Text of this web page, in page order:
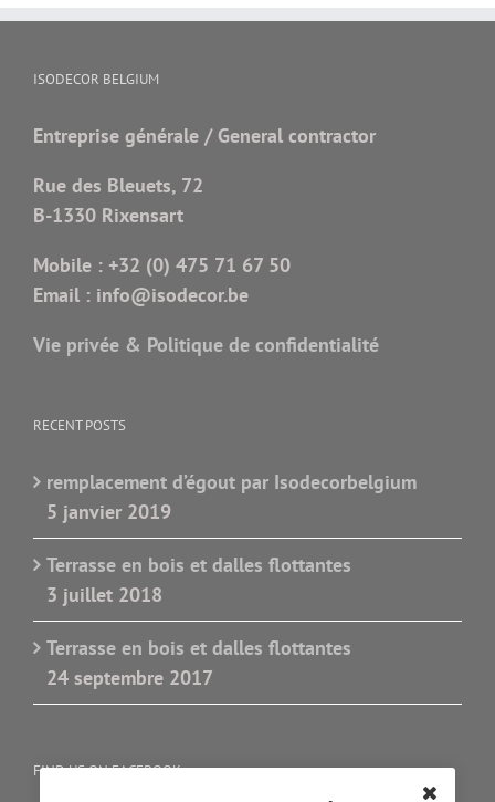
ISODECOR BELGIUM
Entreprise générale / General contractor
Rue des Bleuets, 72
B-1330 Rixensart
Mobile : +32 (0) 475 71 67 50
Email : info@isodecor.be
Vie privée & Politique de confidentialité
RECENT POSTS
remplacement d’égout par Isodecorbelgium
5 janvier 2019
Terrasse en bois et dalles flottantes
3 juillet 2018
Terrasse en bois et dalles flottantes
24 septembre 2017
FIND US ON FACEBOOK